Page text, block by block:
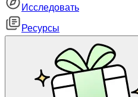
Исследовать
Ресурсы